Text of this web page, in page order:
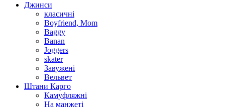
Джинси
класичні
Boyfriend, Mom
Baggy
Banan
Joggers
skater
Завужені
Вельвет
Штани Карго
Камуфляжні
На манжеті